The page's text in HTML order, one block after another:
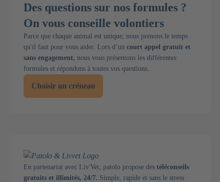
Des questions sur nos formules ?
On vous conseille volontiers
Parce que chaque animal est unique, nous prenons le temps
qu'il faut pour vous aider. Lors d’un court appel gratuit et
sans engagement, nous vous présentons les différentes
formules et répondons à toutes vos questions.
Choisir un créneau
En partenariat avec Liv'Vet, patolo propose des téléconseils
gratuits et illimités, 24/7. Simple, rapide et sans le stress